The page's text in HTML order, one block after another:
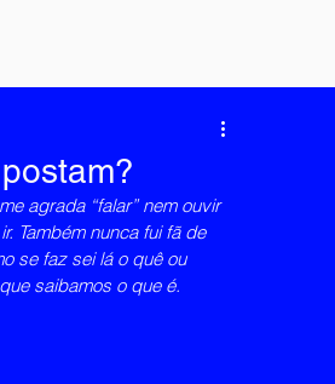
agrada “falar” nem ouvir
Também nunca fui fã de
se faz sei lá o quê ou
saibamos o que é.